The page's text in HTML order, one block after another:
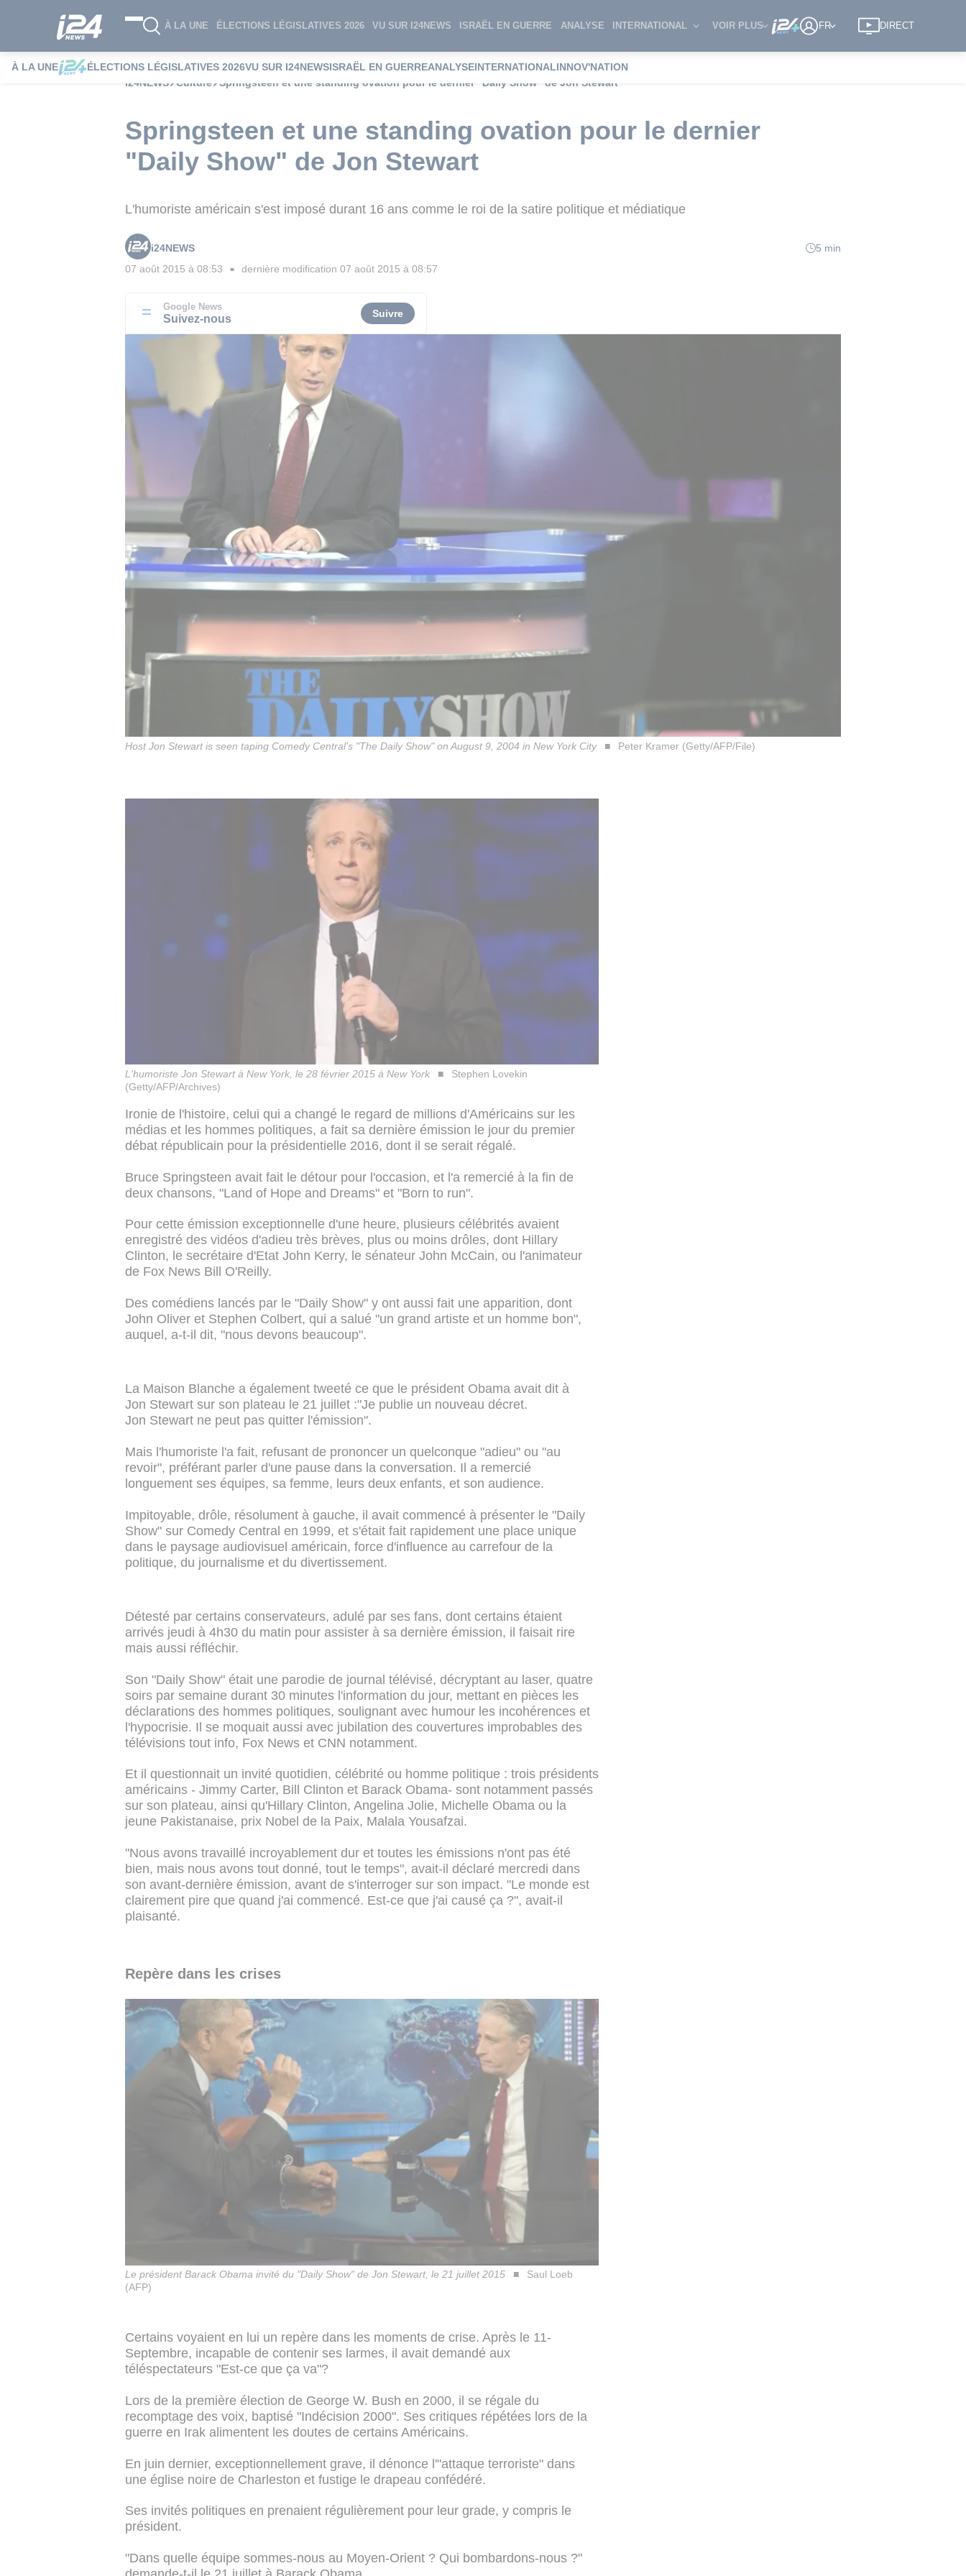
À LA UNE ÉLECTIONS LÉGISLATIVES 2026 VU SUR I24NEWS ISRAËL EN GUERRE ANALYSE INTERNATIONAL VOIR PLUS FR DIRECT
À LA UNE ÉLECTIONS LÉGISLATIVES 2026VU SUR I24NEWSISRAËL EN GUERREANALYSEINTERNATIONALINNOV'NATION
i24NEWS
Culture Springsteen et une standing ovation pour le dernier "Daily Show" de Jon Stewart
Springsteen et une standing ovation pour le dernier
"Daily Show" de Jon Stewart
L'humoriste américain s'est imposé durant 16 ans comme le roi de la satire politique et médiatique
i24NEWS
5 min
07 août 2015 à 08:53 ■ dernière modification 07 août 2015 à 08:57
Google News
Suivez-nous Suivre
Host Jon Stewart is seen taping Comedy Central's "The Daily Show" on August 9, 2004 in New York City Peter Kramer (Getty/AFP/File)
L'humoriste Jon Stewart à New York, le 28 février 2015 à New York
Stephen Lovekin
(Getty/AFP/Archives)
Ironie de l'histoire, celui qui a changé le regard de millions d'Américains sur les
médias et les hommes politiques, a fait sa dernière émission le jour du premier
débat républicain pour la présidentielle 2016, dont il se serait régalé.
Bruce Springsteen avait fait le détour pour l'occasion, et l'a remercié à la fin de
deux chansons, "Land of Hope and Dreams" et "Born to run".
Pour cette émission exceptionnelle d'une heure, plusieurs célébrités avaient
enregistré des vidéos d'adieu très brèves, plus ou moins drôles, dont Hillary
Clinton, le secrétaire d'Etat John Kerry, le sénateur John McCain, ou l'animateur
de Fox News Bill O'Reilly.
Des comédiens lancés par le "Daily Show" y ont aussi fait une apparition, dont
John Oliver et Stephen Colbert, qui a salué "un grand artiste et un homme bon",
auquel, a-t-il dit, "nous devons beaucoup".
La Maison Blanche a également tweeté ce que le président Obama avait dit à
Jon Stewart sur son plateau le 21 juillet :"Je publie un nouveau décret.
Jon Stewart ne peut pas quitter l'émission".
Mais l'humoriste l'a fait, refusant de prononcer un quelconque "adieu" ou "au
revoir", préférant parler d'une pause dans la conversation. Il a remercié
longuement ses équipes, sa femme, leurs deux enfants, et son audience.
Impitoyable, drôle, résolument à gauche, il avait commencé à présenter le "Daily
Show" sur Comedy Central en 1999, et s'était fait rapidement une place unique
dans le paysage audiovisuel américain, force d'influence au carrefour de la
politique, du journalisme et du divertissement.
Détesté par certains conservateurs, adulé par ses fans, dont certains étaient
arrivés jeudi à 4h30 du matin pour assister à sa dernière émission, il faisait rire
mais aussi réfléchir.
Son "Daily Show" était une parodie de journal télévisé, décryptant au laser, quatre
soirs par semaine durant 30 minutes l'information du jour, mettant en pièces les
déclarations des hommes politiques, soulignant avec humour les incohérences et
l'hypocrisie. Il se moquait aussi avec jubilation des couvertures improbables des
télévisions tout info, Fox News et CNN notamment.
Et il questionnait un invité quotidien, célébrité ou homme politique : trois présidents
américains - Jimmy Carter, Bill Clinton et Barack Obama- sont notamment passés
sur son plateau, ainsi qu'Hillary Clinton, Angelina Jolie, Michelle Obama ou la
jeune Pakistanaise, prix Nobel de la Paix, Malala Yousafzai.
"Nous avons travaillé incroyablement dur et toutes les émissions n'ont pas été
bien, mais nous avons tout donné, tout le temps", avait-il déclaré mercredi dans
son avant-dernière émission, avant de s'interroger sur son impact. "Le monde est
clairement pire que quand j'ai commencé. Est-ce que j'ai causé ça ?", avait-il
plaisanté.
Repère dans les crises
Le président Barack Obama invité du "Daily Show" de Jon Stewart, le 21 juillet 2015
Saul Loeb
(AFP)
Certains voyaient en lui un repère dans les moments de crise. Après le 11-
Septembre, incapable de contenir ses larmes, il avait demandé aux
téléspectateurs "Est-ce que ça va"?
Lors de la première élection de George W. Bush en 2000, il se régale du
recomptage des voix, baptisé "Indécision 2000". Ses critiques répétées lors de la
guerre en Irak alimentent les doutes de certains Américains.
En juin dernier, exceptionnellement grave, il dénonce l'"attaque terroriste" dans
une église noire de Charleston et fustige le drapeau confédéré.
Ses invités politiques en prenaient régulièrement pour leur grade, y compris le
président.
"Dans quelle équipe sommes-nous au Moyen-Orient ? Qui bombardons-nous ?"